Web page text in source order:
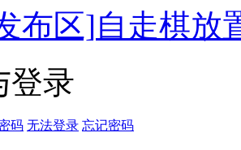
布区]自走棋放
登录
码 无法登录 忘记密码